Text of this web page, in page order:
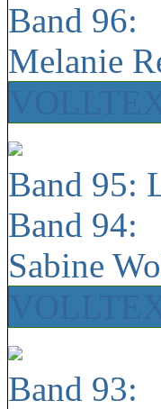
Band 96:
Melanie
Band 95:
Band 94:
Sabine
Band 93: